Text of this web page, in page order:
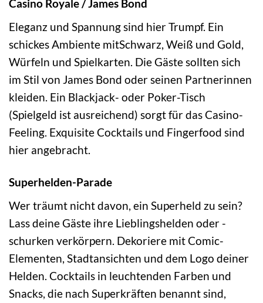
Casino Royale / James Bond
Eleganz und Spannung sind hier Trumpf. Ein
schickes Ambiente mitSchwarz, Weiß und Gold,
Würfeln und Spielkarten. Die Gäste sollten sich
im Stil von James Bond oder seinen Partnerinnen
kleiden. Ein Blackjack- oder Poker-Tisch
(Spielgeld ist ausreichend) sorgt für das Casino-
Feeling. Exquisite Cocktails und Fingerfood sind
hier angebracht.
Superhelden-Parade
Wer träumt nicht davon, ein Superheld zu sein?
Lass deine Gäste ihre Lieblingshelden oder -
schurken verkörpern. Dekoriere mit Comic-
Elementen, Stadtansichten und dem Logo deiner
Helden. Cocktails in leuchtenden Farben und
Snacks, die nach Superkräften benannt sind,